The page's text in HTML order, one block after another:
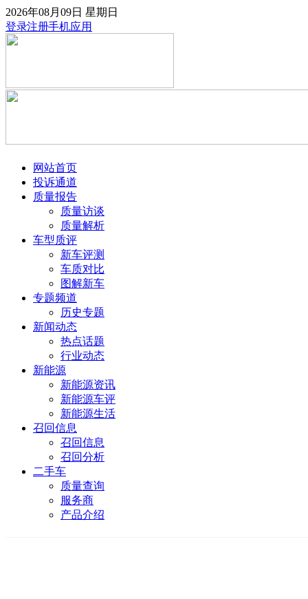
2026年08月09日 星期日
登录注册手机应用
网站首页
投诉通道
质量报告
质量访谈
质量解析
车型质评
新车评测
车质对比
图解新车
专题频道
历史专题
新闻动态
热点话题
行业动态
新能源
新能源资讯
新能源车评
新能源生活
召回信息
召回信息
召回分析
二手车
质量查询
服务商
产品介绍